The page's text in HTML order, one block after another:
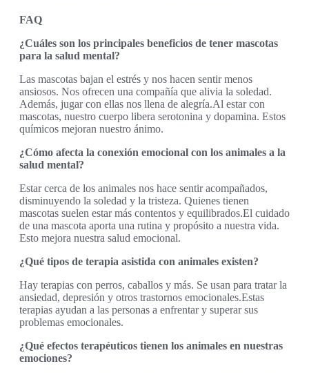
FAQ
¿Cuáles son los principales beneficios de tener mascotas
para la salud mental?
Las mascotas bajan el estrés y nos hacen sentir menos
ansiosos. Nos ofrecen una compañía que alivia la soledad.
Además, jugar con ellas nos llena de alegría.Al estar con
mascotas, nuestro cuerpo libera serotonina y dopamina. Estos
químicos mejoran nuestro ánimo.
¿Cómo afecta la conexión emocional con los animales a la
salud mental?
Estar cerca de los animales nos hace sentir acompañados,
disminuyendo la soledad y la tristeza. Quienes tienen
mascotas suelen estar más contentos y equilibrados.El cuidado
de una mascota aporta una rutina y propósito a nuestra vida.
Esto mejora nuestra salud emocional.
¿Qué tipos de terapia asistida con animales existen?
Hay terapias con perros, caballos y más. Se usan para tratar la
ansiedad, depresión y otros trastornos emocionales.Estas
terapias ayudan a las personas a enfrentar y superar sus
problemas emocionales.
¿Qué efectos terapéuticos tienen los animales en nuestras
emociones?